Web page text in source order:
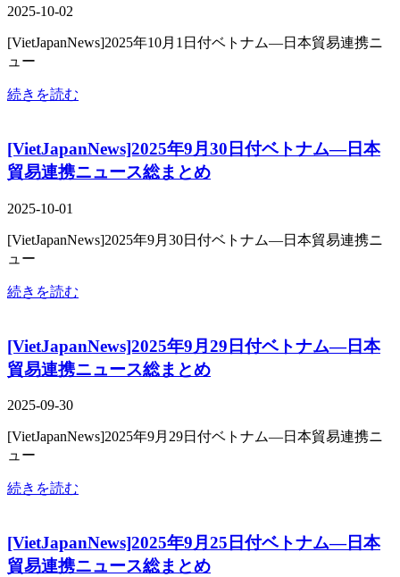
2025-10-02
[VietJapanNews]2025年10月1日付ベトナム―日本貿易連携ニ
ュー
続きを読む
[VietJapanNews]2025年9月30日付ベトナム―日本
貿易連携ニュース総まとめ
2025-10-01
[VietJapanNews]2025年9月30日付ベトナム―日本貿易連携ニ
ュー
続きを読む
[VietJapanNews]2025年9月29日付ベトナム―日本
貿易連携ニュース総まとめ
2025-09-30
[VietJapanNews]2025年9月29日付ベトナム―日本貿易連携ニ
ュー
続きを読む
[VietJapanNews]2025年9月25日付ベトナム―日本
貿易連携ニュース総まとめ